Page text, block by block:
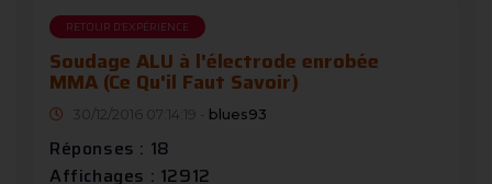
RETOUR D'EXPÉRIENCE
Soudage ALU à l'électrode enrobée
MMA (Ce Qu'il Faut Savoir)
30/12/2016 07:14:19 - blues93
Réponses : 18
Affichages : 12912